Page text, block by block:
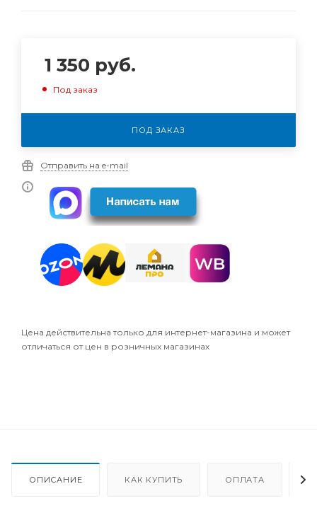
1 350 руб.
Под заказ
ПОД ЗАКАЗ
Отправить на e-mail
Цена действительна только для интернет-магазина и может
отличаться от цен в розничных магазинах
ОПИСАНИЕ КАК КУПИТЬ ОПЛАТА